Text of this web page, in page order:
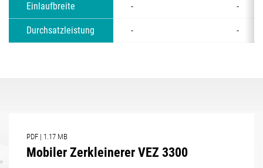
Einlaufbreite - -
Durchsatzleistung - -
PDF | 1.17 MB
Mobiler Zerkleinerer VEZ 3300